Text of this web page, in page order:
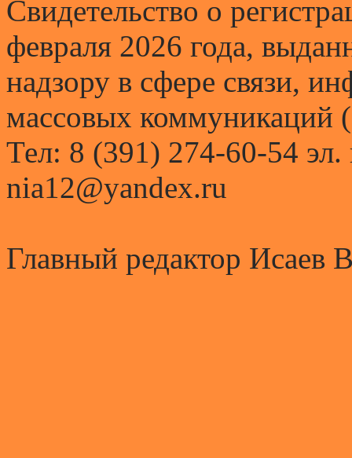
Свидетельство о
февраля 2026 года,
надзору в сфере связи,
массовых коммуникаций
Тел: 8 (391) 274-60-54 эл.
nia12@yandex.ru
Главный редактор Исаев